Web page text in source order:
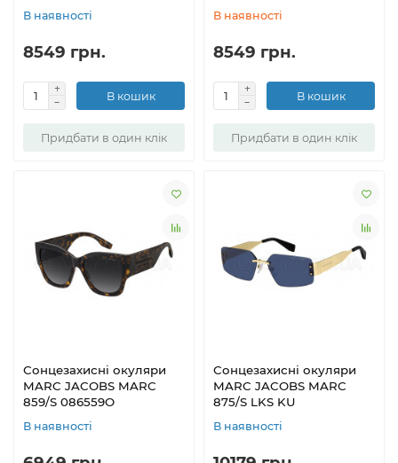
В наявності
8549 грн.
В кошик
Придбати в один клік
В наявності
8549 грн.
В кошик
Придбати в один клік
Сонцезахисні окуляри
MARC JACOBS MARC
859/S 086559O
В наявності
Сонцезахисні окуляри
MARC JACOBS MARC
875/S LKS KU
В наявності